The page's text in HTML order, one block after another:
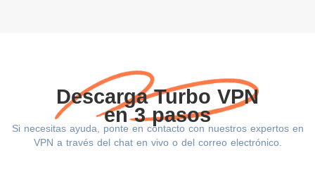
Descarga Turbo VPN
en 3 pasos
Si necesitas ayuda, ponte en contacto con nuestros expertos en
VPN a través del chat en vivo o del correo electrónico.